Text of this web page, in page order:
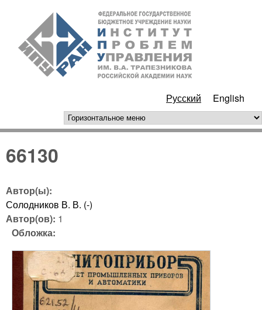
Перейти к основному
содержанию
РАН
Русский English
горизонтальное меню
66130
Автор(ы):
Солодников В. В. (-)
Автор(ов): 1
Обложка: